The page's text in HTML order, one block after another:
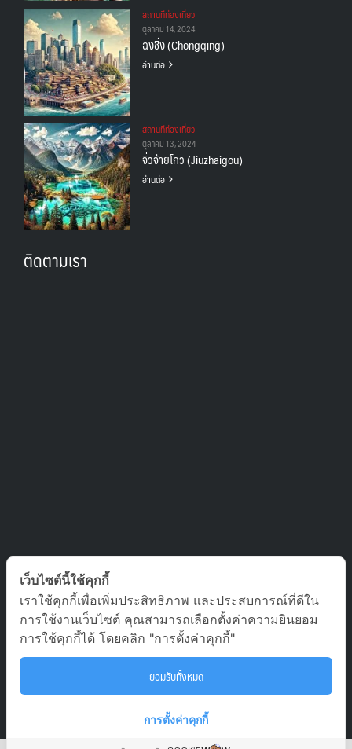
สถานทีท่องเที่ยว
ตุลาคม 14, 2024
ฉงชิ่ง (Chongqing)
อ่านต่อ
สถานทีท่องเที่ยว
ตุลาคม 13, 2024
จิ่วจ้ายโกว (Jiuzhaigou)
อ่านต่อ
ติดตามเรา
ติดต่อเรา
บริษัท ออล อเบ้าท์ เจอร์นีย์ จำกัด เลขที่ 5/1800 หมู่บ้านประชาชื่น
ซอย สามัคคี 63 ตำบล บางตลาด อำเภอ ปากเกร็ด นนทบุรี 11120
02-980-0203, 081-929-9293
เว็บไซต์นี้ใช้คุกกี้
เราใช้คุกกี้เพื่อเพิ่มประสิทธิภาพ และประสบการณ์ที่ดีใน
การใช้งานเว็บไซต์ คุณสามารถเลือกตั้งค่าความยินยอม
การใช้คุกกี้ได้ โดยคลิก "การตั้งค่าคุกกี้"
ยอมรับทั้งหมด
การตั้งค่าคุกกี้